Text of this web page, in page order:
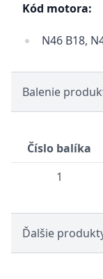
Kód motora:
N46 B18,
Balenie
Číslo balíka
1
Ďalšie